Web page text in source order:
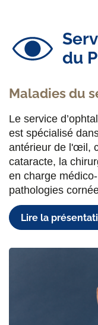
du
Maladies du
Le service
est spécialisé
antérieur de l'œil,
cataracte, la
en charge
pathologies
Lire la